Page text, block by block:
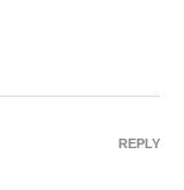
REPLY